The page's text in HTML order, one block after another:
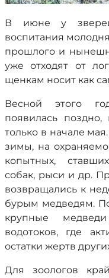
В июне у зверей
воспитания
прошлого и
уже отходят от
щенкам носит как
Весной этого
появилась
только в начале
зимы, на
копытных,
собак, рыси и др.
возвращались к
бурым медведям.
крупные
водотоков, где
остатки жертв
Для зоологов